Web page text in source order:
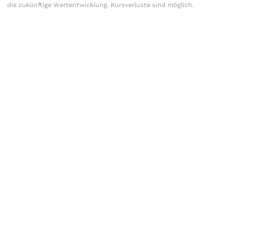
die zukünftige Wertentwicklung. Kursverluste sind möglich.